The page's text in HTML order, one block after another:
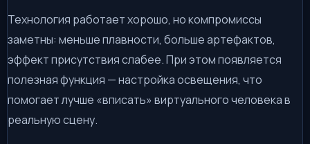
Технология работает хорошо, но компромиссы
заметны: меньше плавности, больше артефактов,
эффект присутствия слабее. При этом появляется
полезная функция — настройка освещения, что
помогает лучше «вписать» виртуального человека в
реальную сцену.